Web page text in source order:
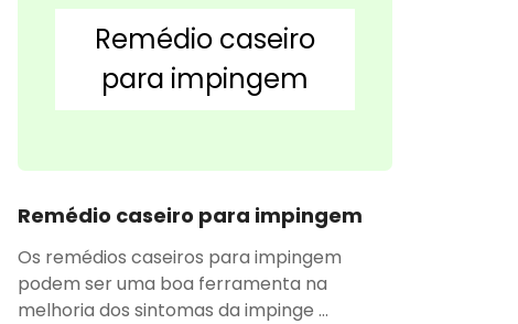
Remédio caseiro
para impingem
Remédio caseiro para impingem
Os remédios caseiros para impingem
podem ser uma boa ferramenta na
melhoria dos sintomas da impinge ...